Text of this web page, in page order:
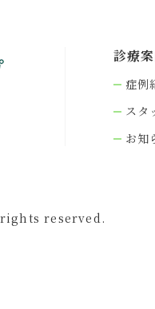
診療
症例
スタ
お知
rights reserved.